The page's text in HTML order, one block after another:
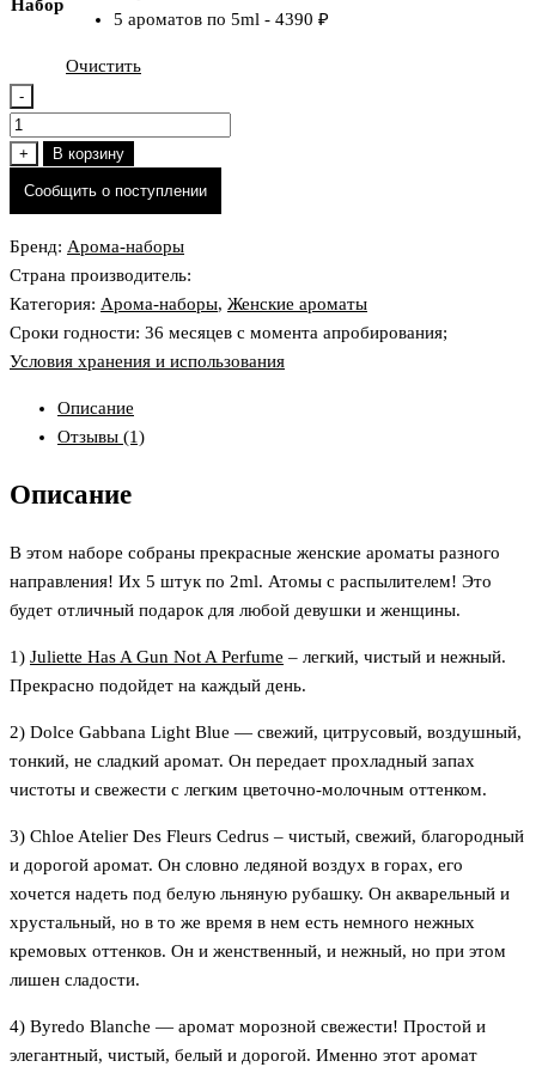
Набор
5 ароматов по 5ml - 4390 ₽
Очистить
-
Количество
товара
Арома-
"базовый
минимум"
+ В корзину
Сообщить о поступлении
Бренд: Арома-наборы
Страна производитель:
Категория: Арома-наборы, Женские ароматы
Сроки годности: 36 месяцев с момента апробирования;
Условия хранения и использования
Описание
Отзывы (1)
Описание
В этом наборе собраны прекрасные женские ароматы разного
направления! Их 5 штук по 2ml. Атомы с распылителем! Это
будет отличный подарок для любой девушки и женщины.
1) Juliette Has A Gun Not A Perfume – легкий, чистый и нежный.
Прекрасно подойдет на каждый день.
2) Dolce Gabbana Light Blue — cвежий, цитрусовый, воздушный,
тонкий, не сладкий аромат. Он передает прохладный запах
чистоты и свежести с легким цветочно-молочным оттенком.
3) Chloe Atelier Des Fleurs Cedrus – чистый, свежий, благородный
и дорогой аромат. Он словно ледяной воздух в горах, его
хочется надеть под белую льняную рубашку. Он акварельный и
хрустальный, но в то же время в нем есть немного нежных
кремовых оттенков. Он и женственный, и нежный, но при этом
лишен сладости.
4) Byredo Blanche — аромат морозной свежести! Простой и
элегантный, чистый, белый и дорогой. Именно этот аромат